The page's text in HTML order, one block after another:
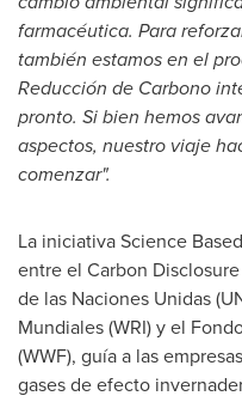
farmacéutica. Para
también estamos en el
Reducción de Carbono
pronto. Si bien hemos
aspectos, nuestro viaje
comenzar".
La iniciativa Science
entre el Carbon
de las Naciones Unidas
Mundiales (WRI) y el
(WWF), guía a las
gases de efecto